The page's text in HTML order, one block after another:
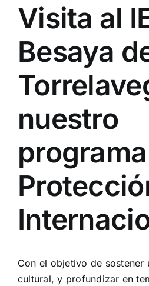
Visita al
Besaya
nuestro
Con el objetivo de sostener
cultural, y profundizar en